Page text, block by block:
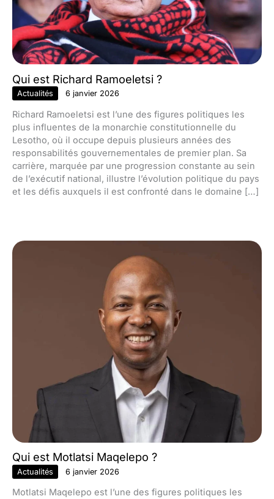
Qui est Richard Ramoeletsi ?
Actualités 6 janvier 2026
Richard Ramoeletsi est l’une des figures politiques les
plus influentes de la monarchie constitutionnelle du
Lesotho, où il occupe depuis plusieurs années des
responsabilités gouvernementales de premier plan. Sa
carrière, marquée par une progression constante au sein
de l’exécutif national, illustre l’évolution politique du pays
et les défis auxquels il est confronté dans le domaine […]
Qui est Motlatsi Maqelepo ?
Actualités 6 janvier 2026
Motlatsi Maqelepo est l’une des figures politiques les